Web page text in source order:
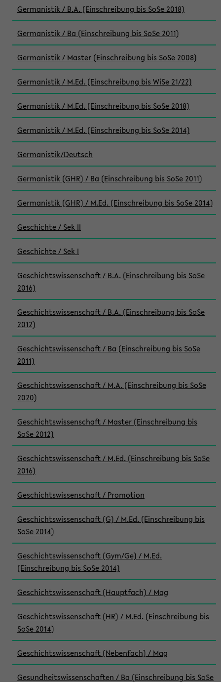
Germanistik / B.A. (Einschreibung bis SoSe 2018)
Germanistik / Ba (Einschreibung bis SoSe 2011)
Germanistik / Master (Einschreibung bis SoSe 2008)
Germanistik / M.Ed. (Einschreibung bis WiSe 21/22)
Germanistik / M.Ed. (Einschreibung bis SoSe 2018)
Germanistik / M.Ed. (Einschreibung bis SoSe 2014)
Germanistik/Deutsch
Germanistik (GHR) / Ba (Einschreibung bis SoSe 2011)
Germanistik (GHR) / M.Ed. (Einschreibung bis SoSe 2014)
Geschichte / Sek II
Geschichte / Sek I
Geschichtswissenschaft / B.A. (Einschreibung bis SoSe
2016)
Geschichtswissenschaft / B.A. (Einschreibung bis SoSe
2012)
Geschichtswissenschaft / Ba (Einschreibung bis SoSe
2011)
Geschichtswissenschaft / M.A. (Einschreibung bis SoSe
2020)
Geschichtswissenschaft / Master (Einschreibung bis
SoSe 2012)
Geschichtswissenschaft / M.Ed. (Einschreibung bis SoSe
2016)
Geschichtswissenschaft / Promotion
Geschichtswissenschaft (G) / M.Ed. (Einschreibung bis
SoSe 2014)
Geschichtswissenschaft (Gym/Ge) / M.Ed.
(Einschreibung bis SoSe 2014)
Geschichtswissenschaft (Hauptfach) / Mag
Geschichtswissenschaft (HR) / M.Ed. (Einschreibung bis
SoSe 2014)
Geschichtswissenschaft (Nebenfach) / Mag
Gesundheitswissenschaften / Ba (Einschreibung bis SoSe